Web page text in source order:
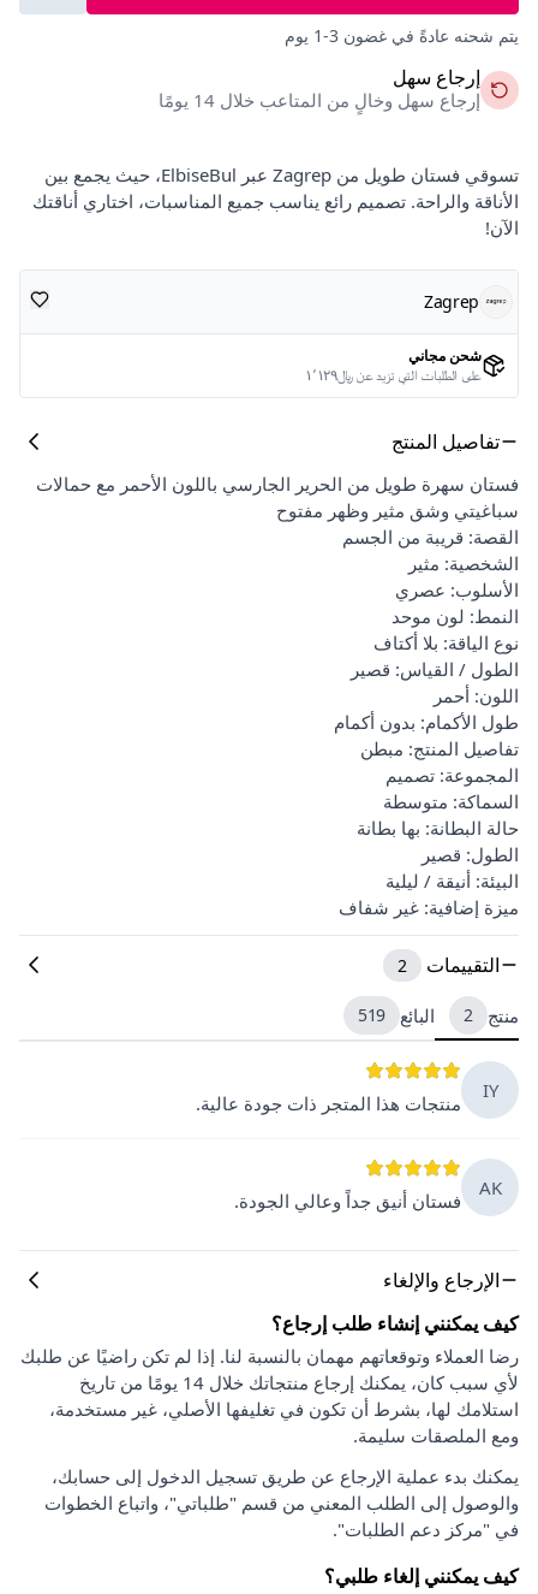
يتم شحنه عادةً في غضون 3-1 يوم
إرجاع سهل
إرجاع سهل وخالٍ من المتاعب خلال 14 يومًا
تسوقي فستان طويل من Zagrep عبر ElbiseBul، حيث يجمع بين
الأناقة والراحة. تصميم رائع يناسب جميع المناسبات، اختاري أناقتك
الآن!
Zagrep
شحن مجاني
على الطلبات التي تزيد عن ﷼١٬١٢٩
تفاصيل المنتج
فستان سهرة طويل من الحرير الجارسي باللون الأحمر مع حمالات
سباغيتي وشق مثير وظهر مفتوح
القصة: قريبة من الجسم
الشخصية: مثير
الأسلوب: عصري
النمط: لون موحد
نوع الياقة: بلا أكتاف
الطول / القياس: قصير
اللون: أحمر
طول الأكمام: بدون أكمام
تفاصيل المنتج: مبطن
المجموعة: تصميم
السماكة: متوسطة
حالة البطانة: بها بطانة
الطول: قصير
البيئة: أنيقة / ليلية
ميزة إضافية: غير شفاف
التقييمات 2
منتج 2 البائع 519
IY
منتجات هذا المتجر ذات جودة عالية.
AK
فستان أنيق جداً وعالي الجودة.
الإرجاع والإلغاء
كيف يمكنني إنشاء طلب إرجاع؟
رضا العملاء وتوقعاتهم مهمان بالنسبة لنا. إذا لم تكن راضيًا عن طلبك
لأي سبب كان، يمكنك إرجاع منتجاتك خلال 14 يومًا من تاريخ
استلامك لها، بشرط أن تكون في تغليفها الأصلي، غير مستخدمة،
ومع الملصقات سليمة.
يمكنك بدء عملية الإرجاع عن طريق تسجيل الدخول إلى حسابك،
والوصول إلى الطلب المعني من قسم "طلباتي"، واتباع الخطوات
في "مركز دعم الطلبات".
كيف يمكنني إلغاء طلبي؟